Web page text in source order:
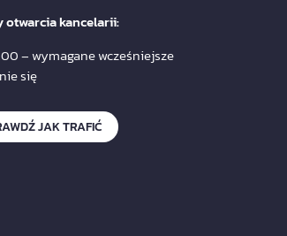
otwarcia kancelarii:
– wymagane wcześniejsze
się
JAK TRAFIĆ